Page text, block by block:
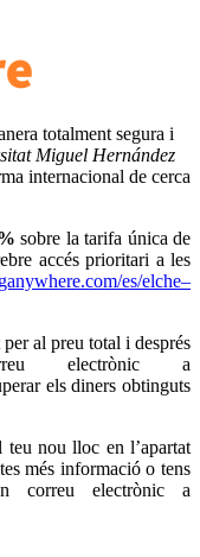
totalment segura i
Miguel Hernández
internacional de cerca
sobre la tarifa única de
accés prioritari a les
es/elche–
al preu total i després
electrònic a
els diners obtinguts
nou lloc en l’apartat
més informació o tens
correu electrònic a